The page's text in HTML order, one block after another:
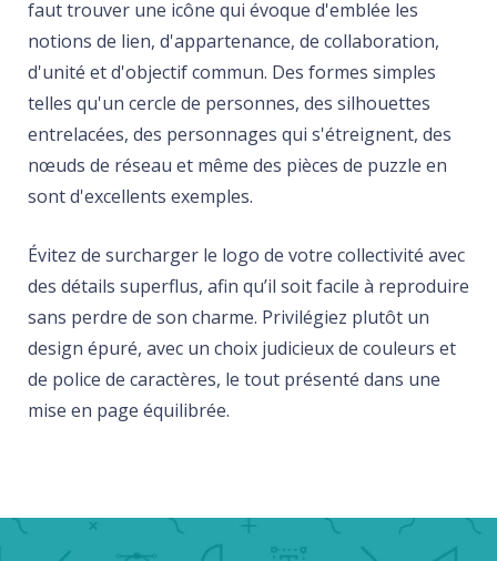
faut trouver une icône qui évoque d'emblée les
notions de lien, d'appartenance, de collaboration,
d'unité et d'objectif commun. Des formes simples
telles qu'un cercle de personnes, des silhouettes
entrelacées, des personnages qui s'étreignent, des
nœuds de réseau et même des pièces de puzzle en
sont d'excellents exemples.
Évitez de surcharger le logo de votre collectivité avec
des détails superflus, afin qu’il soit facile à reproduire
sans perdre de son charme. Privilégiez plutôt un
design épuré, avec un choix judicieux de couleurs et
de police de caractères, le tout présenté dans une
mise en page équilibrée.